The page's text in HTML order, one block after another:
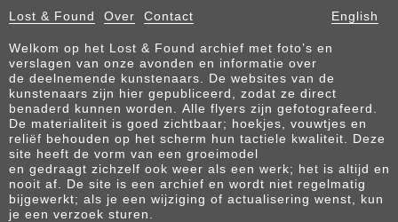
Lost & Found Over Contact English
Welkom op het Lost & Found archief met foto’s en
verslagen van onze avonden en informatie over
de deelnemende kunstenaars. De websites van de
kunstenaars zijn hier gepubliceerd, zodat ze direct
benaderd kunnen worden. Alle flyers zijn gefotografeerd.
De materialiteit is goed zichtbaar; hoekjes, vouwtjes en
reliëf behouden op het scherm hun tactiele kwaliteit. Deze
site heeft de vorm van een groeimodel
en gedraagt zichzelf ook weer als een werk; het is altijd en
nooit af. De site is een archief en wordt niet regelmatig
bijgewerkt; als je een wijziging of actualisering wenst, kun
je een verzoek sturen.